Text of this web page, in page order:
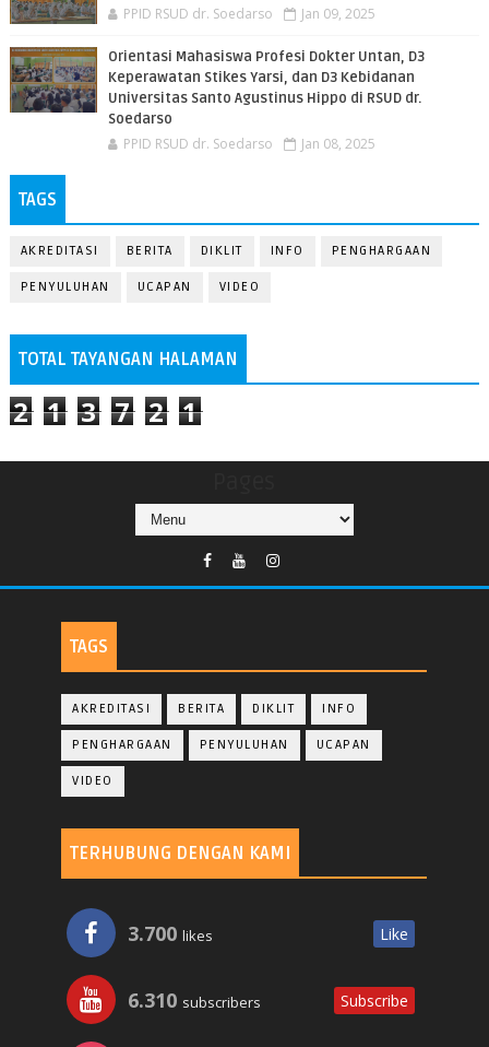
PPID RSUD dr. Soedarso Jan 09, 2025
Orientasi Mahasiswa Profesi Dokter Untan, D3
Keperawatan Stikes Yarsi, dan D3 Kebidanan
Universitas Santo Agustinus Hippo di RSUD dr.
Soedarso
PPID RSUD dr. Soedarso Jan 08, 2025
TAGS
AKREDITASI BERITA DIKLIT INFO PENGHARGAAN
PENYULUHAN UCAPAN VIDEO
TOTAL TAYANGAN HALAMAN
2 1 3 7 2 1
TAGS
AKREDITASI BERITA DIKLIT INFO
PENGHARGAAN PENYULUHAN UCAPAN
VIDEO
TERHUBUNG DENGAN KAMI
3.700 likes Like
6.310 subscribers Subscribe